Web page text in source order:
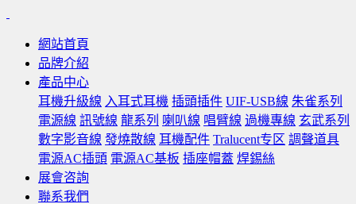
網站首頁
品牌介紹
產品中心
耳機升級線 入耳式耳機 插頭插件 UIF-USB線 朱雀系列
電源線 訊號線 龍系列 喇叭線 唱臂線 過機專線 玄武系列
數字影音線 發燒散線 耳機配件 Tralucent专区 調聲道具
電源AC插頭 電源AC基板 插座帽蓋 焊錫絲
展會咨詢
聯系我們